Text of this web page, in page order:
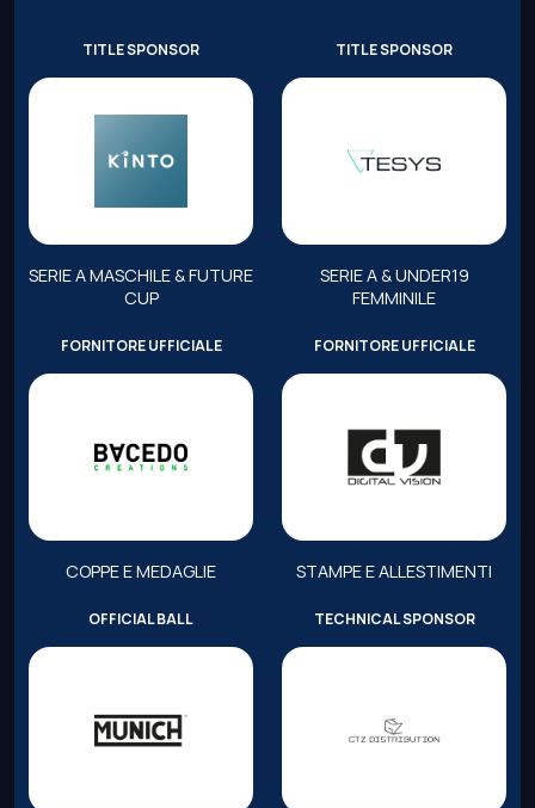
TITLE SPONSOR
SERIE A MASCHILE & FUTURE
CUP
TITLE SPONSOR
SERIE A & UNDER19
FEMMINILE
FORNITORE UFFICIALE
COPPE E MEDAGLIE
FORNITORE UFFICIALE
STAMPE E ALLESTIMENTI
OFFICIAL BALL TECHNICAL SPONSOR